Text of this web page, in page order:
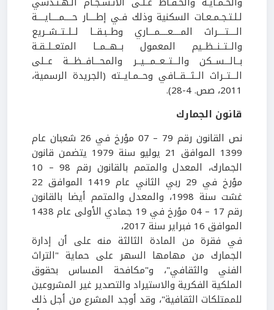
لـلـتـجـمـعـات السكنية وذلك فـي إطــــار حــــمــــايــــة
الــــتــــراث المــــعــــمـــاري وطــبـقــا لــلــتــشــريع
والــتــنــظــيم المعمول بــهــمــا المتعــلــقـة
بــالـــســكن والـــتــعــمـــيــر والمحـــافــظـــة عــلى
الـــتــراث الــثـــقــافي وحــمـايــته (الجريدة الرسمية،
2011، صص. 4-28).
قانون الجمارك
نص القانون رقم 79 – 07 مؤرخ في 26 شعبان عام
1399 الموافق 21 يوليو سنة 1979 يتضمن قانون
الجمارك، المعدل والمتمم بالقانون رقم 98 – 10
مؤرخ في 29 ربي الثاني عام 1419 الموافق 22
غشت سنة 1998، والمعدل والمتمم أيضا بالقانون
رقم 17 – 04 مؤرخ في 19 جمادي الأولى عام 1438
الموافق 16 فبراير سنة 2017،
في فقرة من المادة الثالثة منه على أن إدارة
الجمارك من مهامها السهر على حماية "التراث
الفني والثقافي"، و"مكافحة المساس بحقوق
الملكية الفكرية والاستيراد والتصدير غير المشروعين
للممتلكات الثقافية"، وقد أوجد المشرع من أجل ذلك